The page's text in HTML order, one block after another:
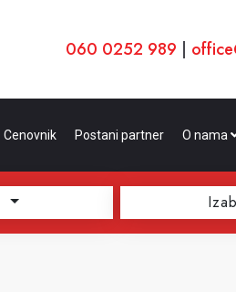
060 0252 989 |
Cenovnik Postani partner O nama